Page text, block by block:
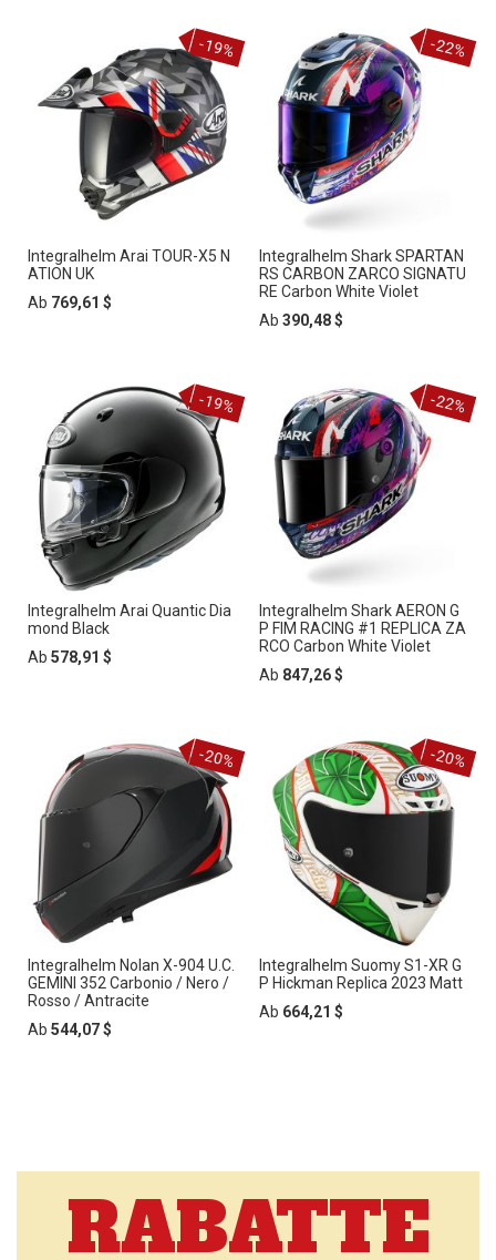
Integralhelm Arai TOUR-X5 N
ATION UK
Ab 769,61 $
-19%
Integralhelm Shark SPARTAN
RS CARBON ZARCO SIGNATU
RE Carbon White Violet
Ab 390,48 $
-22%
Integralhelm Arai Quantic Dia
mond Black
Ab 578,91 $
-19%
Integralhelm Shark AERON G
P FIM RACING #1 REPLICA ZA
RCO Carbon White Violet
Ab 847,26 $
-22%
Integralhelm Nolan X-904 U.C.
GEMINI 352 Carbonio / Nero /
Rosso / Antracite
Ab 544,07 $
-20%
Integralhelm Suomy S1-XR G
P Hickman Replica 2023 Matt
Ab 664,21 $
-20%
RABATTE